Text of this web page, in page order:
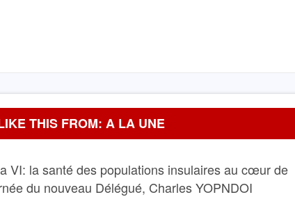
THIS FROM: A LA UNE
VI: la santé des populations insulaires au cœur de
du nouveau Délégué, Charles YOPNDOI